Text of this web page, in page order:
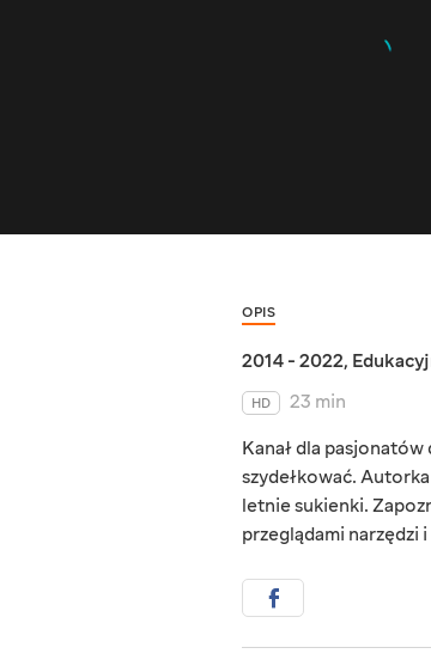
OPIS
2014 - 2022,
HD
23 min
Kanał dla
szydełkować.
letnie sukienki.
przeglądami narzędzi